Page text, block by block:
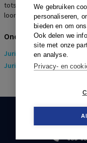
We gebruiken
personaliseren,
bieden en om
Ook delen we
site met onze
en analyse.
Privacy- en
totstandkoming
loonvordering,
Onderwerpen
Juridisch> Arbeidsrecht
Juridisch > Sociaal
088-